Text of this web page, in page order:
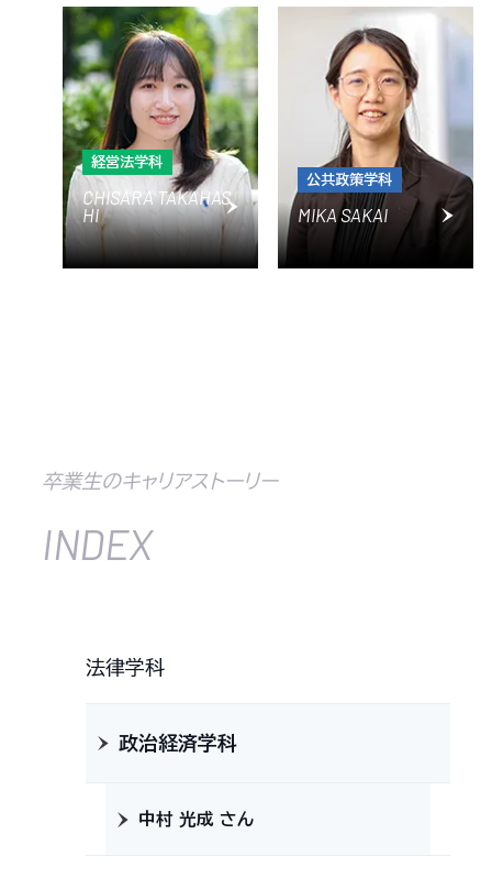
経営法学科
CHISARA TAKAHAS
HI
公共政策学科
MIKA SAKAI
卒業生のキャリアストーリー
INDEX
法律学科
政治経済学科
中村 光成 さん